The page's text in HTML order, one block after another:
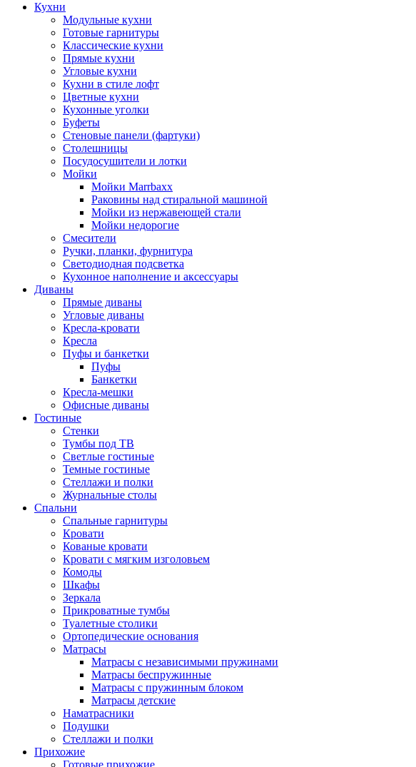
Кухни
Модульные кухни
Готовые гарнитуры
Классические кухни
Прямые кухни
Угловые кухни
Кухни в стиле лофт
Цветные кухни
Кухонные уголки
Буфеты
Стеновые панели (фартуки)
Столешницы
Посудосушители и лотки
Мойки
Мойки Marrbaxx
Раковины над стиральной машиной
Мойки из нержавеющей стали
Мойки недорогие
Смесители
Ручки, планки, фурнитура
Светодиодная подсветка
Кухонное наполнение и аксессуары
Диваны
Прямые диваны
Угловые диваны
Кресла-кровати
Кресла
Пуфы и банкетки
Пуфы
Банкетки
Кресла-мешки
Офисные диваны
Гостиные
Стенки
Тумбы под ТВ
Светлые гостиные
Темные гостиные
Стеллажи и полки
Журнальные столы
Спальни
Спальные гарнитуры
Кровати
Кованые кровати
Кровати с мягким изголовьем
Комоды
Шкафы
Зеркала
Прикроватные тумбы
Туалетные столики
Ортопедические основания
Матрасы
Матрасы с независимыми пружинами
Матрасы беспружинные
Матрасы с пружинным блоком
Матрасы детские
Наматрасники
Подушки
Стеллажи и полки
Прихожие
Готовые прихожие